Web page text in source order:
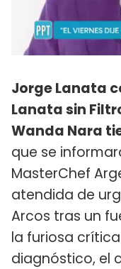
Jorge Lanata
Lanata sin
Wanda Nara
que se
MasterChef
atendida de
Arcos tras un
la furiosa
diagnóstico, el